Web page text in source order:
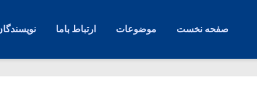
صفحه نخست موضوعات ارتباط باما